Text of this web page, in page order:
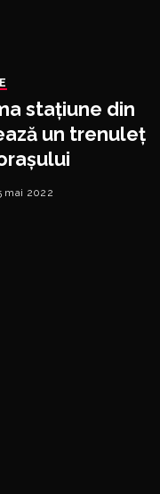
stațiune din
un trenuleț
mai 2022